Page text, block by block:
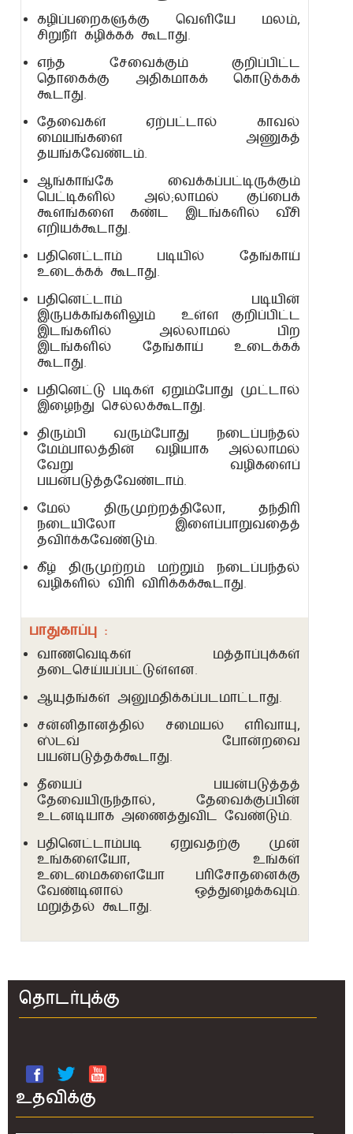
கழிப்பறைகளுக்கு வெளியே மலம்,
சிறுநீர் கழிக்கக் கூடாது.
எந்த சேவைக்கும் குறிப்பிட்ட
தொகைக்கு அதிகமாகக் கொடுக்கக்
கூடாது.
தேவைகள் ஏற்பட்டால் காவல்
மையங்களை அணுகத்
தயங்கவேண்டம்.
ஆங்காங்கே வைக்கப்பட்டிருக்கும்
பெட்டிகளில் அல்;லாமல் குப்பைக்
கூளங்களை கண்ட இடங்களில் வீசி
எறியக்கூடாது.
பதினெட்டாம் படியில் தேங்காய்
உடைக்கக் கூடாது.
பதினெட்டாம் படியின்
இருபக்கங்களிலும் உள்ள குறிப்பிட்ட
இடங்களில் அல்லாமல் பிற
இடங்களில் தேங்காய் உடைக்கக்
கூடாது.
பதினெட்டு படிகள் ஏறும்போது முட்டால்
இழைந்து செல்லக்கூடாது.
திரும்பி வரும்போது நடைப்பந்தல்
மேம்பாலத்தின் வழியாக அல்லாமல்
வேறு வழிகளைப்
பயன்படுத்தவேண்டாம்.
மேல் திருமுற்றத்திலோ, தந்திரி
நடையிலோ இளைப்பாறுவதைத்
தவிர்க்கவேண்டும்.
கீழ் திருமுற்றம் மற்றும் நடைப்பந்தல்
வழிகளில் விரி விரிக்கக்கூடாது.
பாதுகாப்பு :
வாணவெடிகள் மத்தாப்புக்கள்
தடைசெய்யப்பட்டுள்ளன.
ஆயுதங்கள் அனுமதிக்கப்படமாட்டாது.
சன்னிதானத்தில் சமையல் எரிவாயு,
ஸ்டவ் போன்றவை
பயன்படுத்தக்கூடாது.
தீயைப் பயன்படுத்தத்
தேவையிருந்தால், தேவைக்குப்பின்
உடனடியாக அணைத்துவிட வேண்டும்.
பதினெட்டாம்படி ஏறுவதற்கு முன்
உங்களையோ, உங்கள்
உடைமைகளையோ பரிசோதனைக்கு
வேண்டினால் ஒத்துழைக்கவும்.
மறுத்தல் கூடாது.
தொடர்புக்கு
உதவிக்கு